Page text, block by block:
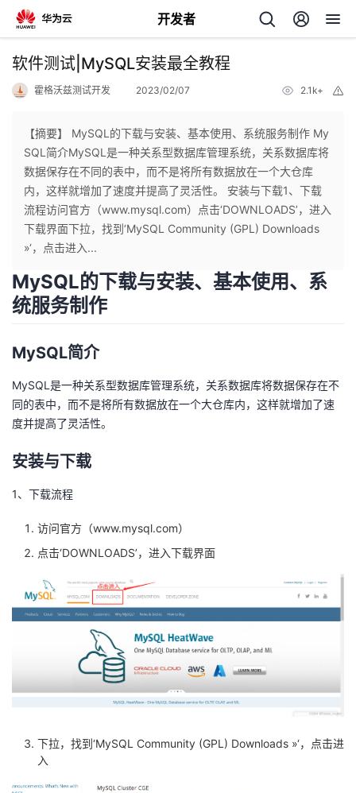
开发者
返
个
人
页
我
开
发
者
我
的
博
客
我
的
论
我
的
子
我
直
的
我
的
我
Programs
软件测试|MySQL安装最全教程
霍格沃兹测试开发 2023/02/07 2.1k+
【摘要】 MySQL的下载与安装、基本使用、系统服务制作 My
SQL简介MySQL是一种关系型数据库管理系统，关系数据库将
数据保存在不同的表中，而不是将所有数据放在一个大仓库
内，这样就增加了速度并提高了灵活性。 安装与下载1、下载
流程访问官方（www.mysql.com）点击‘DOWNLOADS’，进入
下载界面下拉，找到‘MySQL Community (GPL) Downloads
»‘，点击进入...
MySQL的下载与安装、基本使用、系
统服务制作
MySQL简介
MySQL是一种关系型数据库管理系统，关系数据库将数据保存在不
同的表中，而不是将所有数据放在一个大仓库内，这样就增加了速
度并提高了灵活性。
安装与下载
1、下载流程
访问官方（www.mysql.com）
点击‘DOWNLOADS’，进入下载界面
下拉，找到‘MySQL Community (GPL) Downloads »‘，点击进
入